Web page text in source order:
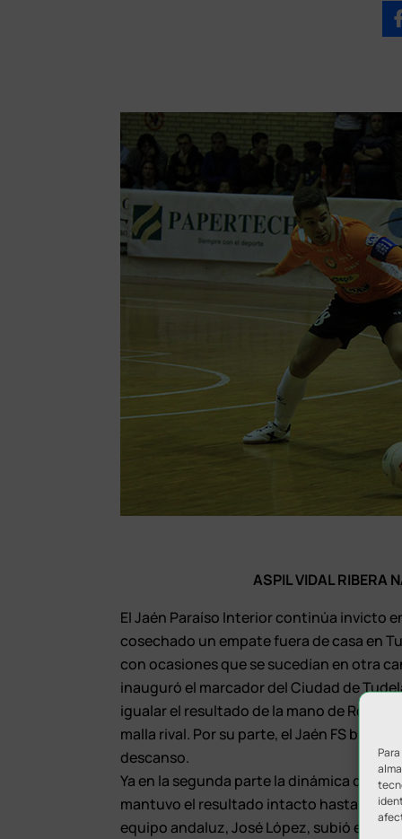
ASPIL VIDAL RIBERA
El Jaén Paraíso Interior continúa invicto
cosechado un empate fuera de casa en
con ocasiones que se sucedían en otra
inauguró el marcador del Ciudad de
igualar el resultado de la mano de Roger,
malla rival. Por su parte, el Jaén FS
descanso.
Ya en la segunda parte la dinámica del
mantuvo el resultado intacto hasta
equipo andaluz, José López, subió el 0-2